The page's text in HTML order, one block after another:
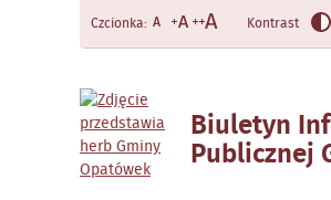
Biuletyn
Publicznej
Czcionka: Kontrast